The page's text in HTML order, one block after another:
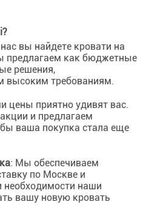
вы найдете кровати на
как бюджетные
решения,
требованиям.
цены приятно удивят вас.
и предлагаем
ваша покупка стала еще
: Мы обеспечиваем
по Москве и
необходимости наши
вашу новую кровать